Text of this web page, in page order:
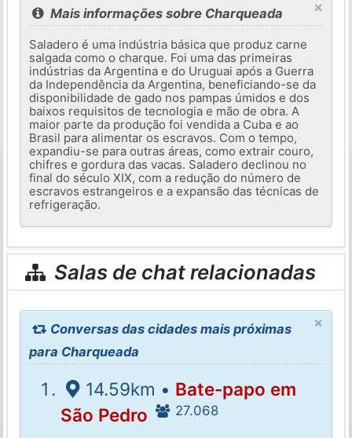
×
Mais informações sobre Charqueada
Saladero é uma indústria básica que produz carne
salgada como o charque. Foi uma das primeiras
indústrias da Argentina e do Uruguai após a Guerra
da Independência da Argentina, beneficiando-se da
disponibilidade de gado nos pampas úmidos e dos
baixos requisitos de tecnologia e mão de obra. A
maior parte da produção foi vendida a Cuba e ao
Brasil para alimentar os escravos. Com o tempo,
expandiu-se para outras áreas, como extrair couro,
chifres e gordura das vacas. Saladero declinou no
final do século XIX, com a redução do número de
escravos estrangeiros e a expansão das técnicas de
refrigeração.
Salas de chat relacionadas
×
Conversas das cidades mais próximas
para Charqueada
14.59km • Bate-papo em
São Pedro
27.068